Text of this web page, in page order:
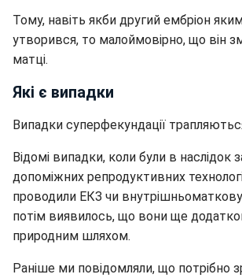
Тому, навіть якби другий ембріон
утворився, то малоймовірно, що він
матці.
Які є випадки
Випадки суперфекундації
Відомі випадки, коли були в наслідок
допоміжних репродуктивних
проводили ЕКЗ чи внутрішньоматкову
потім виявилось, що вони ще
природним шляхом.
Раніше ми повідомляли, що потрібно